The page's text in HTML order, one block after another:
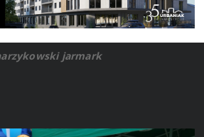
jarmark